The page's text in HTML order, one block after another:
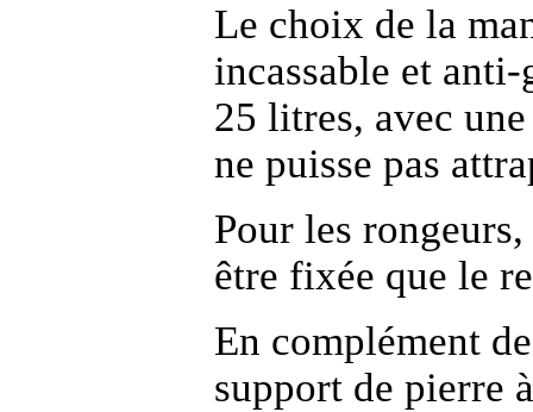
Le choix de la
incassable et
25 litres, avec
ne puisse pas
Pour les
être fixée que le
En complément
support de pierre